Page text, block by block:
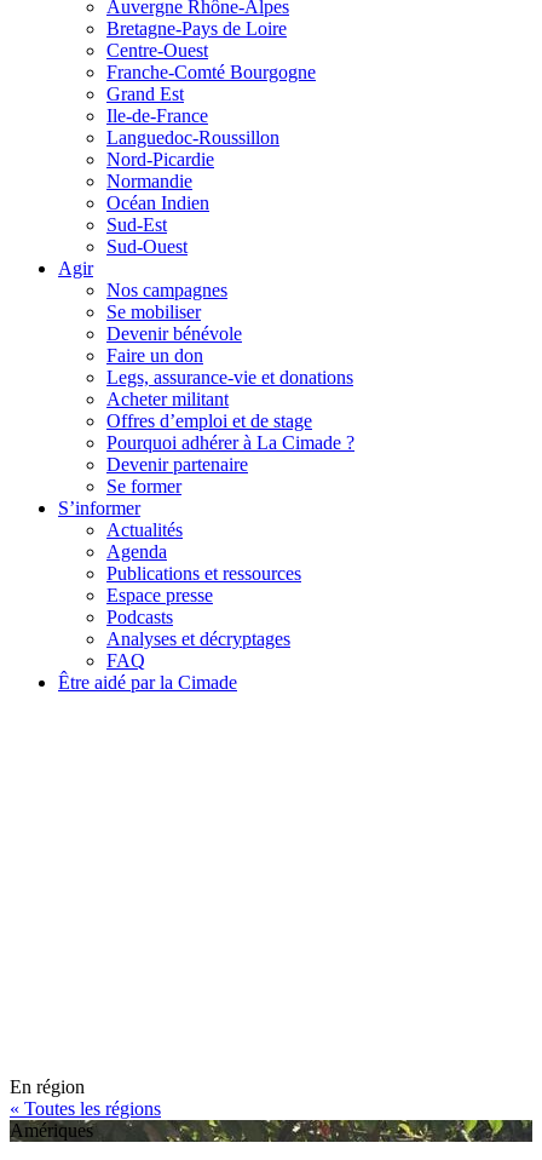
Auvergne Rhône-Alpes
Bretagne-Pays de Loire
Centre-Ouest
Franche-Comté Bourgogne
Grand Est
Ile-de-France
Languedoc-Roussillon
Nord-Picardie
Normandie
Océan Indien
Sud-Est
Sud-Ouest
Agir
Nos campagnes
Se mobiliser
Devenir bénévole
Faire un don
Legs, assurance-vie et donations
Acheter militant
Offres d’emploi et de stage
Pourquoi adhérer à La Cimade ?
Devenir partenaire
Se former
S’informer
Actualités
Agenda
Publications et ressources
Espace presse
Podcasts
Analyses et décryptages
FAQ
Être aidé par la Cimade
En région
« Toutes les régions
Amériques